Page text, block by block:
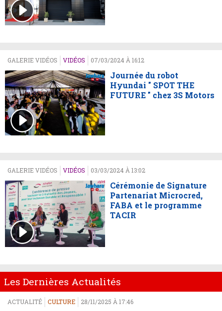
GALERIE VIDÉOS VIDÉOS 07/03/2024 À 16:12
Journée du robot
Hyundai " SPOT THE
FUTURE " chez 3S Motors
GALERIE VIDÉOS VIDÉOS 03/03/2024 À 13:02
Cérémonie de Signature
Partenariat Microcred,
FABA et le programme
TACIR
Les Dernières Actualités
ACTUALITÉ CULTURE 28/11/2025 À 17:46